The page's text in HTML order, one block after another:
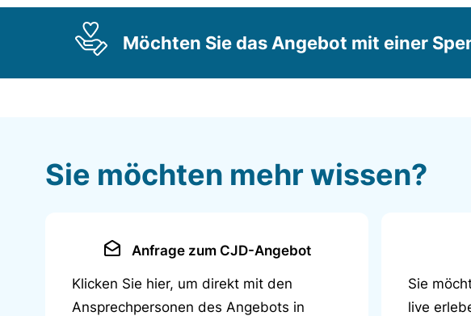
Möchten Sie das Angebot mit einer
Sie möchten mehr wissen?
Anfrage zum CJD-Angebot
Klicken Sie hier, um direkt mit den
Ansprechpersonen des Angebots in
Sie
live